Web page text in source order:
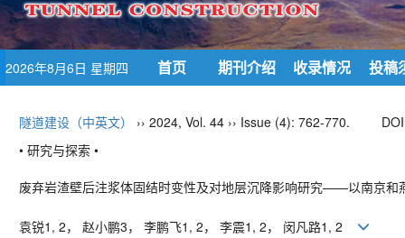
2026年8月6日 星期四 首页 期刊介绍 收录情况 投稿
隧道建设（中英文） ›› 2024, Vol. 44 ›› Issue (4): 762-770.
• 研究与探索 •
废弃岩渣壁后注浆体固结时变性及对地层沉降影响研究——以南京和
袁锐1, 2， 赵小鹏3， 李鹏飞1, 2， 李震1, 2， 闵凡路1, 2